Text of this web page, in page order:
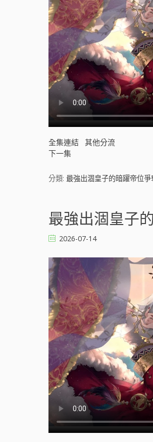
全集連結 其他分流
下一集
分類: 最強出涸皇子的暗躍帝位爭
最強出涸皇子
2026-07-14